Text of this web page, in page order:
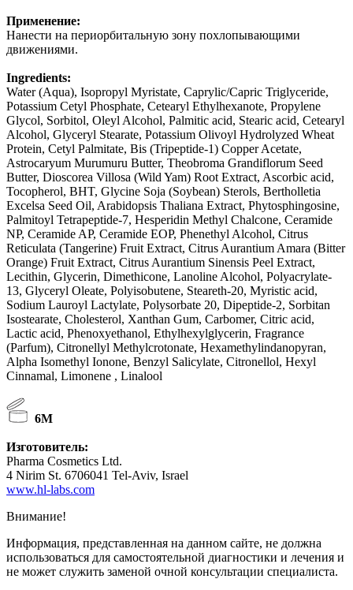
Применение:
Нанести на периорбитальную зону похлопывающими
движениями.
Ingredients:
Water (Aqua), Isopropyl Myristate, Caprylic/Capric Triglyceride,
Potassium Cetyl Phosphate, Cetearyl Ethylhexanote, Propylene
Glycol, Sorbitol, Oleyl Alcohol, Palmitic acid, Stearic acid, Cetearyl
Alcohol, Glyceryl Stearate, Potassium Olivoyl Hydrolyzed Wheat
Protein, Cetyl Palmitate, Bis (Tripeptide-1) Copper Acetate,
Astrocaryum Murumuru Butter, Theobroma Grandiflorum Seed
Butter, Dioscorea Villosa (Wild Yam) Root Extract, Ascorbic acid,
Tocopherol, BHT, Glycine Soja (Soybean) Sterols, Bertholletia
Excelsa Seed Oil, Arabidopsis Thaliana Extract, Phytosphingosine,
Palmitoyl Tetrapeptide-7, Hesperidin Methyl Chalcone, Ceramide
NP, Ceramide AP, Ceramide EOP, Phenethyl Alcohol, Citrus
Reticulata (Tangerine) Fruit Extract, Citrus Aurantium Amara (Bitter
Orange) Fruit Extract, Citrus Aurantium Sinensis Peel Extract,
Lecithin, Glycerin, Dimethicone, Lanoline Alcohol, Polyacrylate-
13, Glyceryl Oleate, Polyisobutene, Steareth-20, Myristic acid,
Sodium Lauroyl Lactylate, Polysorbate 20, Dipeptide-2, Sorbitan
Isostearate, Cholesterol, Xanthan Gum, Carbomer, Citric acid,
Lactic acid, Phenoxyethanol, Ethylhexylglycerin, Fragrance
(Parfum), Citronellyl Methylcrotonate, Hexamethylindanopyran,
Alpha Isomethyl Ionone, Benzyl Salicylate, Citronellol, Hexyl
Cinnamal, Limonene , Linalool
6M
Изготовитель:
Pharma Cosmetics Ltd.
4 Nirim St. 6706041 Tel-Aviv, Israel
www.hl-labs.com
Внимание!
Информация, представленная на данном сайте, не должна
использоваться для самостоятельной диагностики и лечения и
не может служить заменой очной консультации специалиста.